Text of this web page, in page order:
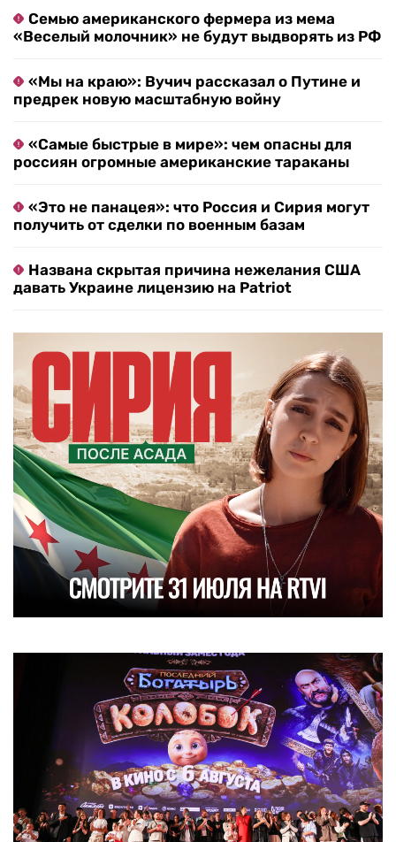
Семью американского фермера из мема
«Веселый молочник» не будут выдворять из РФ
«Мы на краю»: Вучич рассказал о Путине и
предрек новую масштабную войну
«Самые быстрые в мире»: чем опасны для
россиян огромные американские тараканы
«Это не панацея»: что Россия и Сирия могут
получить от сделки по военным базам
Названа скрытая причина нежелания США
давать Украине лицензию на Patriot